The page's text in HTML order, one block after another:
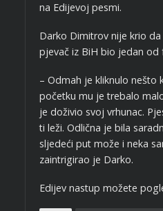
na Edijevoj pesmi.
Darko Dimitrov nije krio
pjevač iz BiH bio jedan od
– Odmah je kliknulo nešto
početku mu je trebalo
je doživio svoj vrhunac.
ti leži. Odlična je bila
sljedeći put može i neka
zaintrigirao je Darko.
Edijev nastup možete